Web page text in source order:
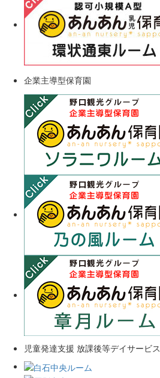
企業主導型保育園
児童発達支援 放課後等デイサービス